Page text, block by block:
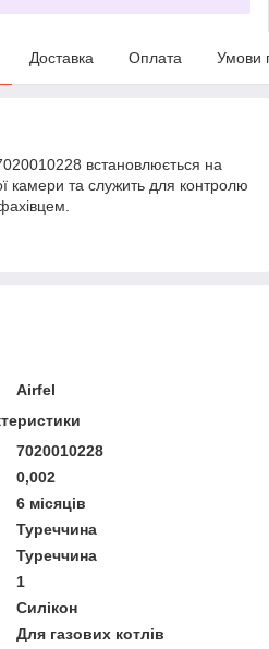
Доставка Оплата Умови
встановлюється на
камери та служить для контролю
Airfel
7020010228
0,002
6 місяців
Туреччина
Туреччина
1
Силікон
Для газових котлів